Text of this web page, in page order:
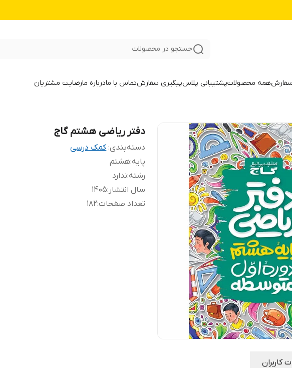
جستجو در محصولات
همه محصولاتپشتیبانی پلاسپیگیری سفارشتماس با مادرباره مارضایت مشتریان
دفتر ریاضی هشتم گاج
دسته‌بندی:کمک درسی
پایه:هشتم
رشته:ندارد
سال انتشار :
1405
تعداد صفحات:
182
کاربران